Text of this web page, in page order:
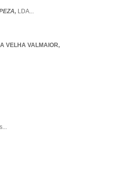
LDA...
VELHA VALMAIOR,
...